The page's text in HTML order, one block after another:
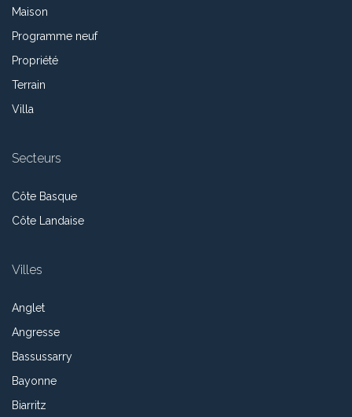
Maison
Programme neuf
Propriété
Terrain
Villa
Secteurs
Côte Basque
Côte Landaise
Villes
Anglet
Angresse
Bassussarry
Bayonne
Biarritz